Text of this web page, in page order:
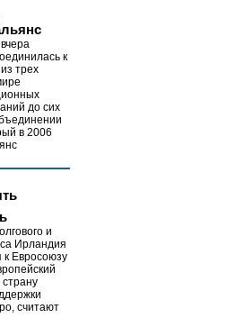
к
трех
до сих
в 2006
и
Ирландия
к Евросоюзу
считают